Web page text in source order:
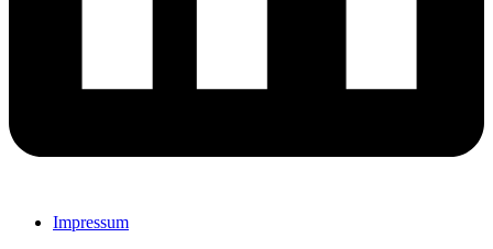
Impressum